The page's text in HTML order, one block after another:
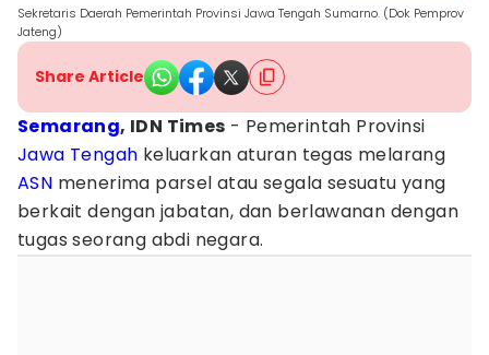
Sekretaris Daerah Pemerintah Provinsi Jawa Tengah Sumarno. (Dok Pemprov
Jateng)
Share Article
Semarang, IDN Times - Pemerintah Provinsi
Jawa Tengah keluarkan aturan tegas melarang
ASN menerima parsel atau segala sesuatu yang
berkait dengan jabatan, dan berlawanan dengan
tugas seorang abdi negara.